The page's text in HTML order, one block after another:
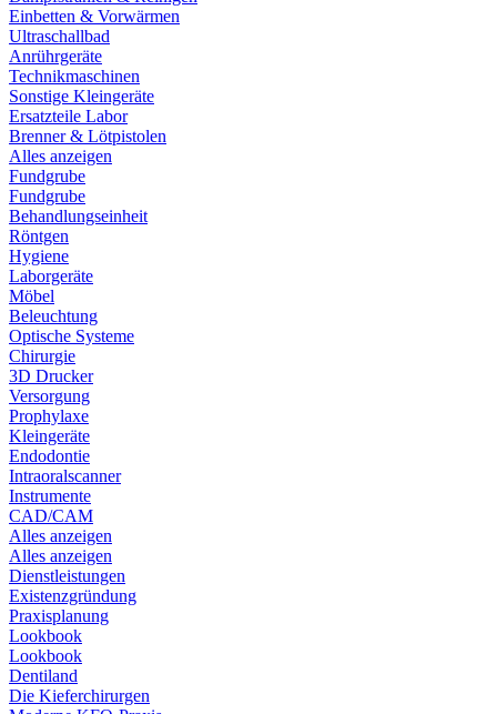
Einbetten & Vorwärmen
Ultraschallbad
Anrührgeräte
Technikmaschinen
Sonstige Kleingeräte
Ersatzteile Labor
Brenner & Lötpistolen
Alles anzeigen
Fundgrube
Fundgrube
Behandlungseinheit
Röntgen
Hygiene
Laborgeräte
Möbel
Beleuchtung
Optische Systeme
Chirurgie
3D Drucker
Versorgung
Prophylaxe
Kleingeräte
Endodontie
Intraoralscanner
Instrumente
CAD/CAM
Alles anzeigen
Alles anzeigen
Dienstleistungen
Existenzgründung
Praxisplanung
Lookbook
Lookbook
Dentiland
Die Kieferchirurgen